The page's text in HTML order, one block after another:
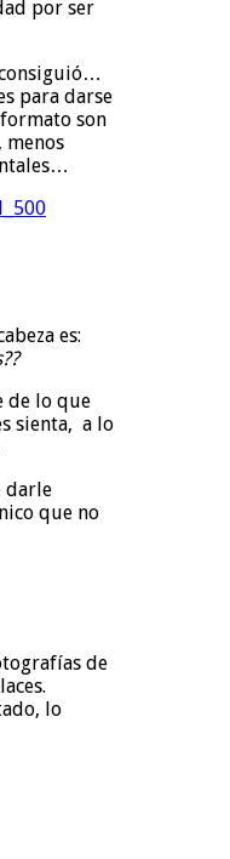
por ser
para darse
son
menos
es:
de lo que
sienta, a lo
darle
que no
de
lo